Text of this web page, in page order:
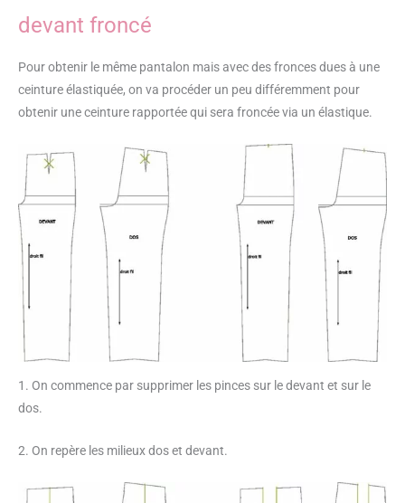
devant froncé
Pour obtenir le même pantalon mais avec des fronces dues à une
ceinture élastiquée, on va procéder un peu différemment pour
obtenir une ceinture rapportée qui sera froncée via un élastique.
1. On commence par supprimer les pinces sur le devant et sur le
dos.
2. On repère les milieux dos et devant.